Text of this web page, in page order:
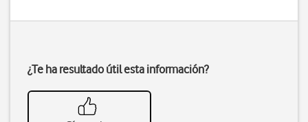
¿Te ha resultado útil esta información?